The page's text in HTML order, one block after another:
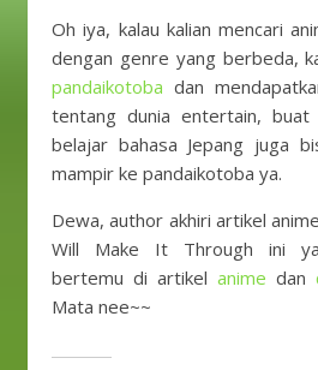
Oh iya, kalau kalian mencari
dengan genre yang berbeda,
pandaikotoba dan
tentang dunia entertain, buat
belajar bahasa Jepang juga
mampir ke pandaikotoba ya.
Dewa, author akhiri artikel
Will Make It Through ini
bertemu di artikel anime dan
Mata nee~~